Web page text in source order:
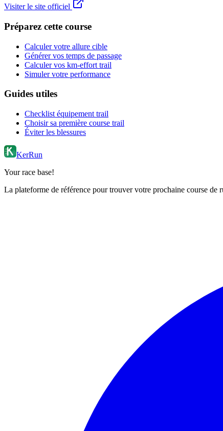
Visiter le site officiel
Préparez cette course
Calculer votre allure cible
Générer vos temps de passage
Calculer vos km-effort trail
Simuler votre performance
Guides utiles
Checklist équipement trail
Choisir sa première course trail
Éviter les blessures
KerRun
Your race base!
La plateforme de référence pour trouver votre prochaine course